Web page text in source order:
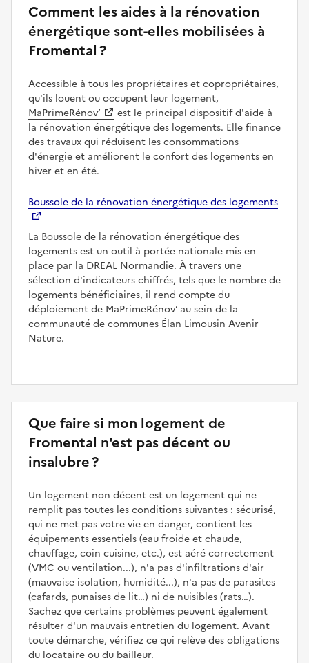
Comment les aides à la rénovation
énergétique sont-elles mobilisées à
Fromental ?
Accessible à tous les propriétaires et copropriétaires,
qu'ils louent ou occupent leur logement,
MaPrimeRénov’
est le principal dispositif d'aide à
la rénovation énergétique des logements. Elle finance
des travaux qui réduisent les consommations
d'énergie et améliorent le confort des logements en
hiver et en été.
Boussole de la rénovation énergétique des logements
La Boussole de la rénovation énergétique des
logements est un outil à portée nationale mis en
place par la DREAL Normandie. À travers une
sélection d'indicateurs chiffrés, tels que le nombre de
logements bénéficiaires, il rend compte du
déploiement de MaPrimeRénov’ au sein de la
communauté de communes Élan Limousin Avenir
Nature.
Que faire si mon logement de
Fromental n'est pas décent ou
insalubre ?
Un logement non décent est un logement qui ne
remplit pas toutes les conditions suivantes : sécurisé,
qui ne met pas votre vie en danger, contient les
équipements essentiels (eau froide et chaude,
chauffage, coin cuisine, etc.), est aéré correctement
(VMC ou ventilation...), n'a pas d'infiltrations d'air
(mauvaise isolation, humidité...), n'a pas de parasites
(cafards, punaises de lit…) ni de nuisibles (rats…).
Sachez que certains problèmes peuvent également
résulter d'un mauvais entretien du logement. Avant
toute démarche, vérifiez ce qui relève des obligations
du locataire ou du bailleur.